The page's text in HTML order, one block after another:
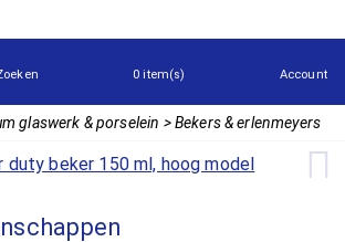
0 item(s) Account
glaswerk & porselein Bekers & erlenmeyers